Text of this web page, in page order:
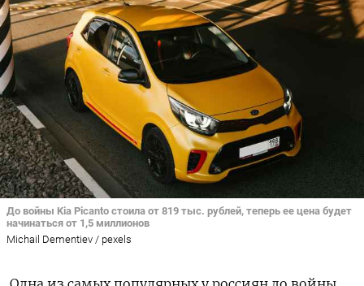
До войны Kia Picanto стоила от 819 тыс. рублей, теперь ее цена будет
начинаться от 1,5 миллионов
Michail Dementiev / pexels